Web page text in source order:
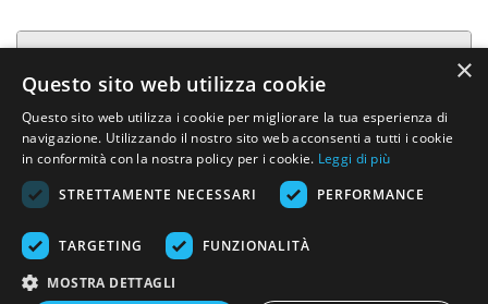
Presentazione aziendale
Acquista su R.G. Sound
Trasparenza e sicurezza
Area Clienti
R.G. Sound di Rosini Guido
- Tel. e Fax (+39) 0577.716097 - Partita IVA IT01002570529 REA SI-
×
Questo sito web utilizza cookie
Questo sito web utilizza i cookie per migliorare la tua esperienza di
navigazione. Utilizzando il nostro sito web acconsenti a tutti i cookie
in conformità con la nostra policy per i cookie. Leggi di più
STRETTAMENTE NECESSARI
PERFORMANCE
TARGETING FUNZIONALITÀ
MOSTRA DETTAGLI